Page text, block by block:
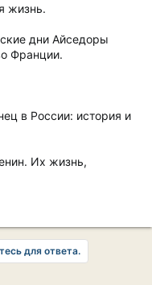
жизнь.
дни Айседоры
Франции.
в России: история и
Их жизнь,
для ответа.